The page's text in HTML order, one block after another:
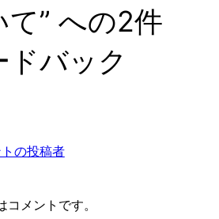
” への2件
バック
の投稿者
メントです。